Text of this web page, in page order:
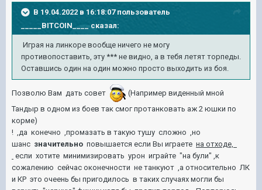
В 19.04.2022 в 16:18:07 пользователь
_____BITCOIN____сказал:
Играя на линкоре вообще ничего не могу
противопоставить, эту *** не видно, а в тебя летят торпеды.
Оставшись один на один можно просто выходить из боя.
Позволю Вам дать совет
(Например виденный мной
Тандыр в одном из боев так смог протанковать аж 2 юшки по
корме)
! ,да конечно ,промазать в такую тушу сложно ,но
шанс значительно повышается если Вы играете на отходе,
если хотите минимизировать урон играйте "на були" ,к
сожалению сейчас оконечности не танкуют ,а относительно ЛК
и КР это очеень бы пригодилось в таких случаях могли бы